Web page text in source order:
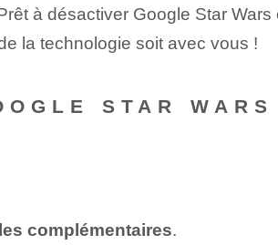
à désactiver Google Star
la technologie soit avec vous !
STAR
complémentaires.